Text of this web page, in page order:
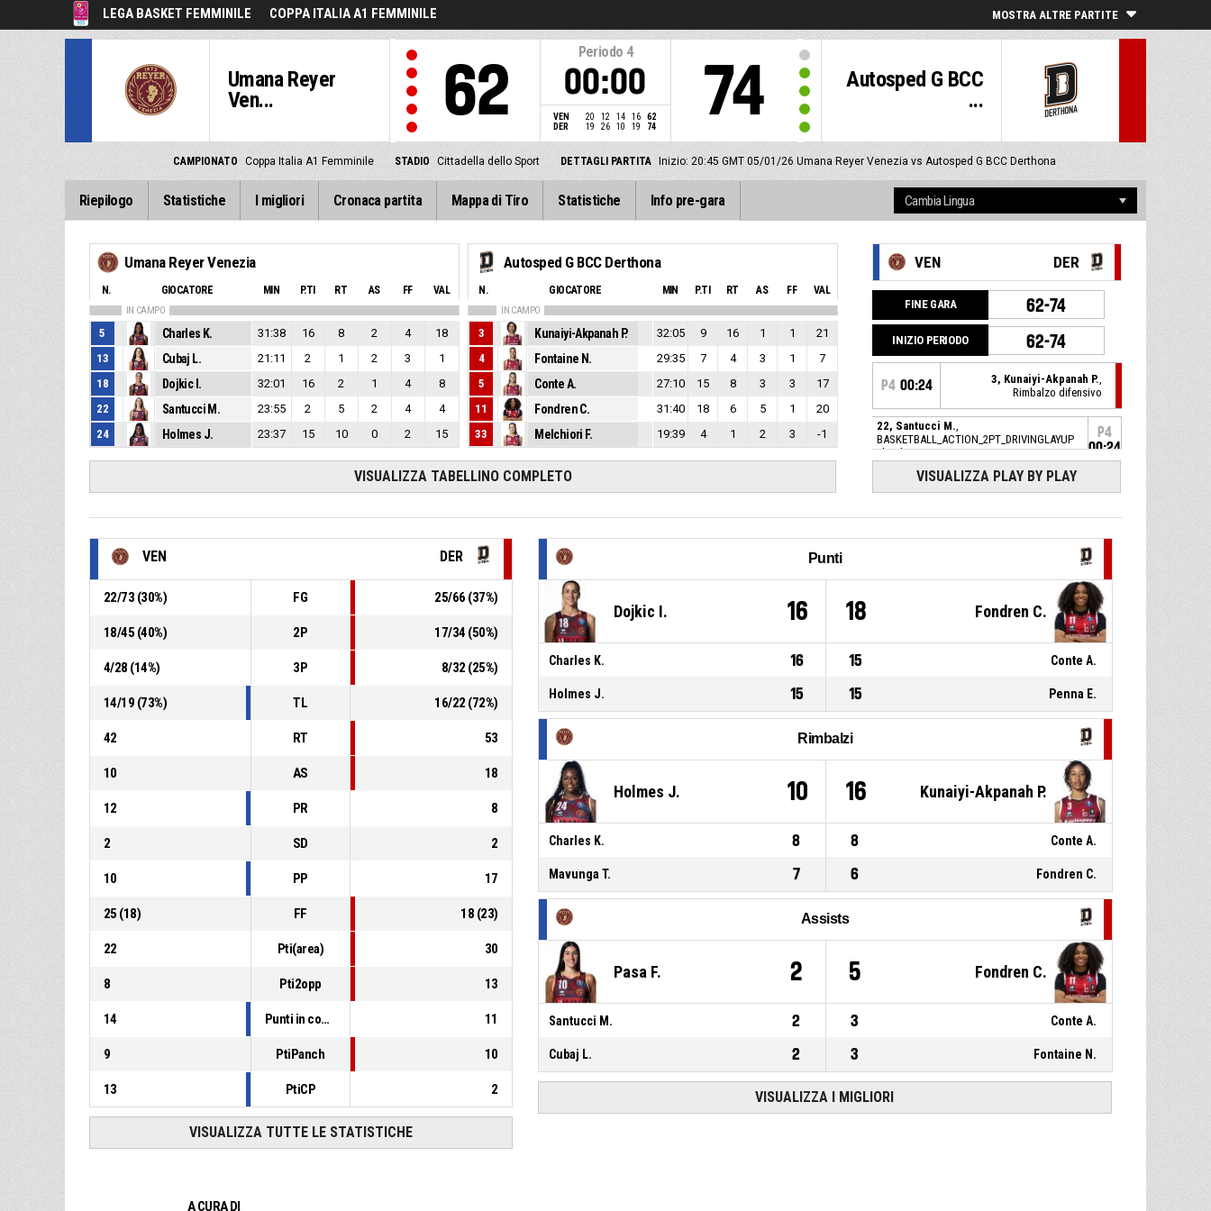
LEGA BASKET FEMMINILE COPPA ITALIA A1 FEMMINILE MOSTRA ALTRE PARTITE
Umana Reyer
Ven...
62
Periodo 4
00:00
VEN 20 12 14 16
62
DER
19 26 10 19 74
Autosped G BCC
...
74
CAMPIONATO Coppa Italia A1 Femminile STADIO Cittadella dello Sport DETTAGLI PARTITA Inizio: 20:45 GMT 05/01/26 Umana Reyer Venezia vs Autosped G BCC Derthona
Riepilogo Statistiche I migliori Cronaca partita Mappa di Tiro Statistiche Info pre-gara
Umana Reyer Venezia
N. GIOCATORE MIN P.TI RT AS FF VAL
IN CAMPO
5 Charles K. 31:38 16 8 2 4
18
13
Cubaj L. 21:11 2 1 2 3
1
18
Dojkic I. 32:01 16 2 1 4
8
22
Santucci M. 23:55 2 5 2 4
4
24
Holmes J. 23:37 15 10 0 2 15
Autosped G BCC Derthona
N. GIOCATORE MIN P.TI RT AS FF VAL
IN CAMPO
3 Kunaiyi-Akpanah P. 32:05 9 16 1 1
21
4
Fontaine N. 29:35 7 4 3 1
7
5
Conte A. 27:10 15 8 3 3
17
11
Fondren C. 31:40 18 6 5 1
20
33
Melchiori F. 19:39 4 1 2 3 -1
VISUALIZZA TABELLINO COMPLETO
VEN DER
FINE GARA 62-74
INIZIO PERIODO 62-74
P4 00:24 3, Kunaiyi-Akpanah P.,
Rimbalzo difensivo
22, Santucci M.,
BASKETBALL_ACTION_2PT_DRIVINGLAYUP
sbagliato
P4
00:24
00:27 5, Conte A., Tiro libero 2 di 2
realizzato
avanti di 12
5, Conte A., Tiro libero 1 di 2
realizzato
Autosped G BCC Derthona
avanti di 11
5, Conte A., Fallo subito
4, Fontaine N., Rimbalzo
difensivo
BASKETBALL_ACTION_3PT_PULLUPJUMPSHOT
sbagliato
00:40
VISUALIZZA PLAY BY PLAY
VEN DER
22/73 (30%) FG 25/66 (37%)
18/45 (40%) 2P 17/34 (50%)
4/28 (14%) 3P 8/32 (25%)
14/19 (73%) TL 16/22 (72%)
42 RT 53
10 AS 18
12 PR 8
2 SD 2
10 PP 17
25 (18) FF 18 (23)
22 Pti(area) 30
8 Pti2opp 13
14 Punti in contropiede 11
9 PtiPanch 10
13 PtiCP 2
VISUALIZZA TUTTE LE STATISTICHE
Punti
Dojkic I. 16 18 Fondren C.
Charles K. 16 15 Conte A.
Holmes J. 15 15 Penna E.
Rimbalzi
Holmes J. 10 16 Kunaiyi-Akpanah P.
Charles K. 8 8 Conte A.
Mavunga T. 7 6 Fondren C.
Assists
Pasa F. 2 5 Fondren C.
Santucci M. 2 3 Conte A.
Cubaj L. 2 3 Fontaine N.
VISUALIZZA I MIGLIORI
A CURA DI